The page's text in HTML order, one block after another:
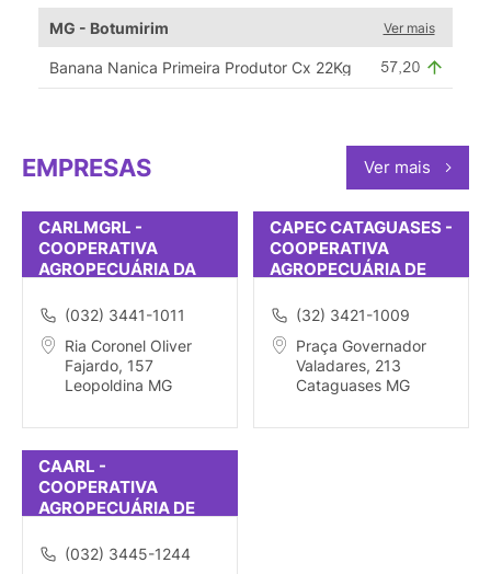
MG - Botumirim Ver mais
Banana Nanica Primeira Produtor Cx 22Kg
EMPRESAS Ver mais
CARLMGRL -
COOPERATIVA
AGROPECUÁRIA DA
MINAS GERAIS RESP
(032) 3441-1011
Ria Coronel Oliver
Fajardo, 157
Leopoldina MG
CAPEC CATAGUASES -
COOPERATIVA
AGROPECUÁRIA DE
(32) 3421-1009
Praça Governador
Valadares, 213
Cataguases MG
CAARL -
COOPERATIVA
AGROPECUÁRIA DE
RESPONSABILIDAD
(032) 3445-1244